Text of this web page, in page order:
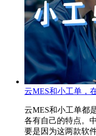
云MES和小工单，
云MES和小工单都
各有自己的特点。
要是因为这两款软